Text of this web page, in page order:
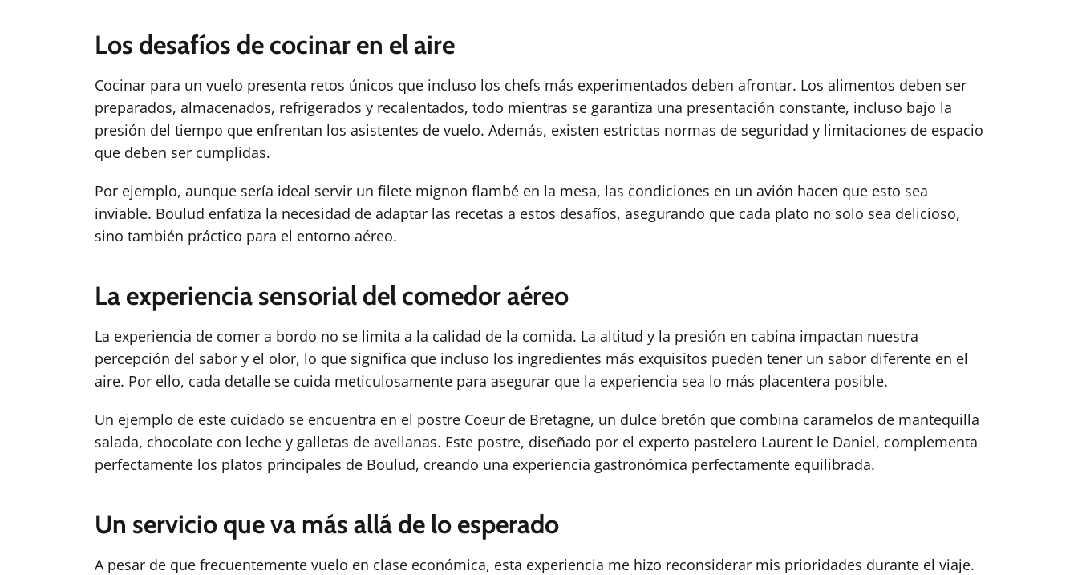
Los desafíos de cocinar en el aire
Cocinar para un vuelo presenta retos únicos que incluso los chefs más experimentados deben afrontar. Los alimentos deben ser
preparados, almacenados, refrigerados y recalentados, todo mientras se garantiza una presentación constante, incluso bajo la
presión del tiempo que enfrentan los asistentes de vuelo. Además, existen estrictas normas de seguridad y limitaciones de espacio
que deben ser cumplidas.
Por ejemplo, aunque sería ideal servir un filete mignon flambé en la mesa, las condiciones en un avión hacen que esto sea
inviable. Boulud enfatiza la necesidad de adaptar las recetas a estos desafíos, asegurando que cada plato no solo sea delicioso,
sino también práctico para el entorno aéreo.
La experiencia sensorial del comedor aéreo
La experiencia de comer a bordo no se limita a la calidad de la comida. La altitud y la presión en cabina impactan nuestra
percepción del sabor y el olor, lo que significa que incluso los ingredientes más exquisitos pueden tener un sabor diferente en el
aire. Por ello, cada detalle se cuida meticulosamente para asegurar que la experiencia sea lo más placentera posible.
Un ejemplo de este cuidado se encuentra en el postre Coeur de Bretagne, un dulce bretón que combina caramelos de mantequilla
salada, chocolate con leche y galletas de avellanas. Este postre, diseñado por el experto pastelero Laurent le Daniel, complementa
perfectamente los platos principales de Boulud, creando una experiencia gastronómica perfectamente equilibrada.
Un servicio que va más allá de lo esperado
A pesar de que frecuentemente vuelo en clase económica, esta experiencia me hizo reconsiderar mis prioridades durante el viaje.